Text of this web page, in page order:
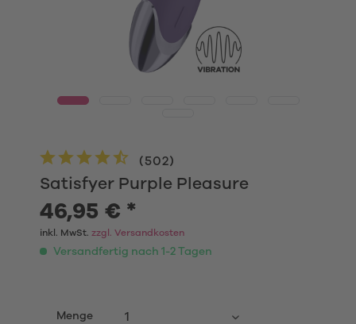
Satisfyer Purple Pleasure
(502)
46,95 € *
inkl. MwSt. zzgl. Versandkosten
Versandfertig nach 1-2 Tagen
Menge